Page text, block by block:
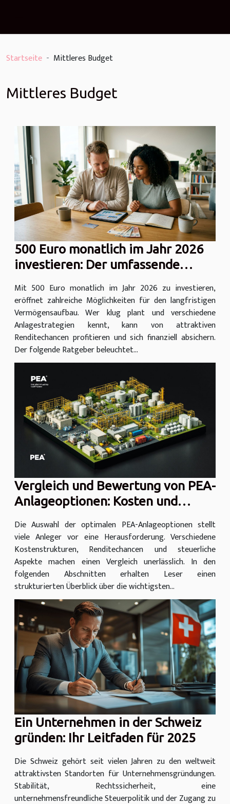
Startseite Mittleres Budget
Mittleres Budget
500 Euro monatlich im Jahr 2026
investieren: Der umfassende
Mit 500 Euro monatlich im Jahr 2026 zu investieren,
eröffnet zahlreiche Möglichkeiten für den langfristigen
Vermögensaufbau. Wer klug plant und verschiedene
Anlagestrategien kennt, kann von attraktiven
Renditechancen profitieren und sich finanziell absichern.
Der folgende Ratgeber beleuchtet...
Vergleich und Bewertung von PEA-
Anlageoptionen: Kosten und
Die Auswahl der optimalen PEA-Anlageoptionen stellt
viele Anleger vor eine Herausforderung. Verschiedene
Kostenstrukturen, Renditechancen und steuerliche
Aspekte machen einen Vergleich unerlässlich. In den
folgenden Abschnitten erhalten Leser einen
strukturierten Überblick über die wichtigsten...
Ein Unternehmen in der Schweiz
gründen: Ihr Leitfaden für 2025
Die Schweiz gehört seit vielen Jahren zu den weltweit
attraktivsten Standorten für Unternehmensgründungen.
Stabilität, Rechtssicherheit, eine
unternehmensfreundliche Steuerpolitik und der Zugang zu